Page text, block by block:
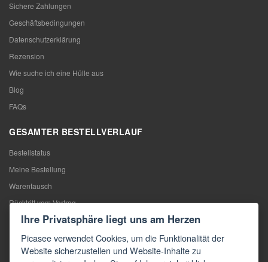
Sichere Zahlungen
Geschäftsbedingungen
Datenschutzerklärung
Rezension
Wie suche ich eine Hülle aus
Blog
FAQs
GESAMTER BESTELLVERLAUF
Bestellstatus
Meine Bestellung
Warentausch
Rücktritt vom Vertrag
Reklamation
KONTAKTE
Ihre Privatsphäre liegt uns am Herzen
Picasee verwendet Cookies, um die Funktionalität der
Website sicherzustellen und Website-Inhalte zu